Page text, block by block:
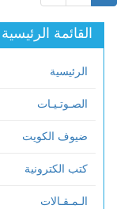
القائمة الرئيسية
الرئيسية
الصـوتـيـات
ضيوف الكويت
كتب الكترونية
الـمـقـالات